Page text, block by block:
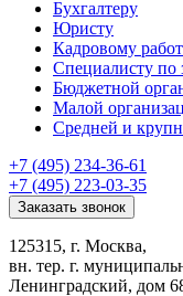
Бухгалтеру
Юристу
Кадровому
Специалисту по
Бюджетной
Малой
Средней и
+7 (495) 234-36-61
+7 (495) 223-03-35
Заказать звонок
125315, г. Москва,
вн. тер. г.
Ленинградский, дом